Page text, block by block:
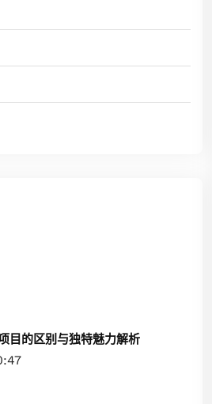
目的区别与独特魅力解析